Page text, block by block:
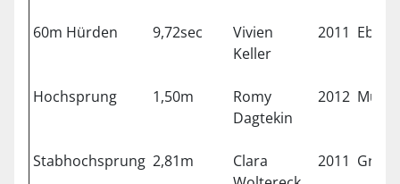
60m Hürden 9,72sec
Vivien
Keller
2011
Hochsprung 1,50m
Romy
Dagtekin
2012
Stabhochsprung 2,81m
Clara
2011